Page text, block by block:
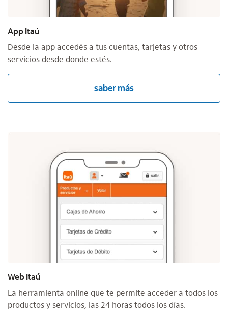
App Itaú
Desde la app accedés a tus cuentas, tarjetas y otros
servicios desde donde estés.
saber más
Web Itaú
La herramienta online que te permite acceder a todos los
productos y servicios, las 24 horas todos los días.